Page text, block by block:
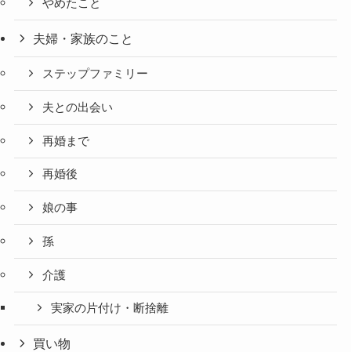
やめたこと
夫婦・家族のこと
ステップファミリー
夫との出会い
再婚まで
再婚後
娘の事
孫
介護
実家の片付け・断捨離
買い物